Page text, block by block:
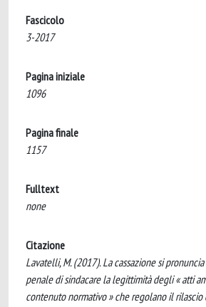
Fascicolo
3-2017
Pagina iniziale
1096
Pagina finale
1157
Fulltext
none
Citazione
Lavatelli, M. (2017). La cassazione si
penale di sindacare la legittimità degli « atti
contenuto normativo » che regolano il rilascio